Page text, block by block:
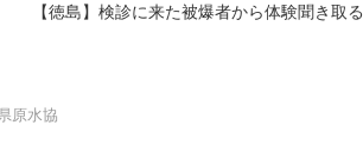
【徳島】検診に来た被爆者から体験聞き取る
原水協